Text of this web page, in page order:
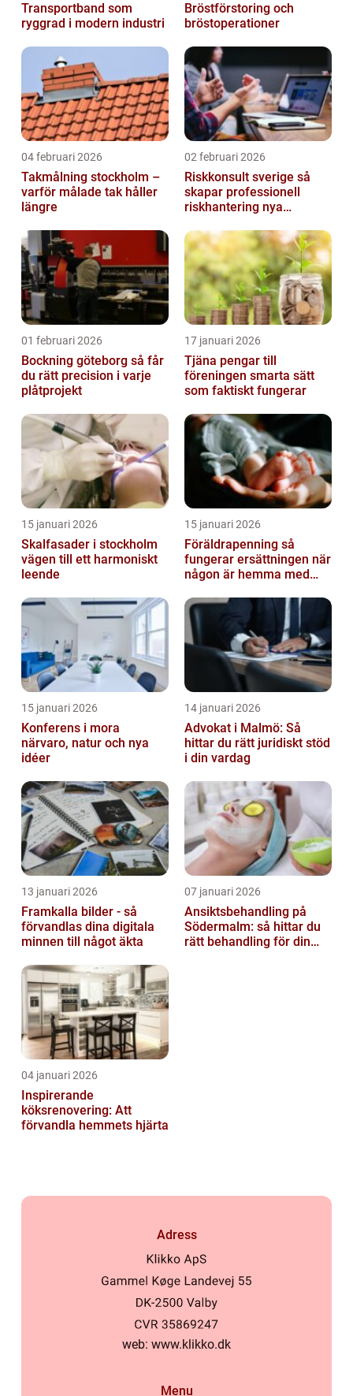
Transportband som
ryggrad i modern industri
Bröstförstoring och
bröstoperationer
04 februari 2026
Takmålning stockholm –
varför målade tak håller
längre
02 februari 2026
Riskkonsult sverige så
skapar professionell
riskhantering nya
01 februari 2026
Bockning göteborg så får
du rätt precision i varje
plåtprojekt
17 januari 2026
Tjäna pengar till
föreningen smarta sätt
som faktiskt fungerar
15 januari 2026
Skalfasader i stockholm
vägen till ett harmoniskt
leende
15 januari 2026
Föräldrapenning så
fungerar ersättningen när
någon är hemma med
15 januari 2026
Konferens i mora
närvaro, natur och nya
idéer
14 januari 2026
Advokat i Malmö: Så
hittar du rätt juridiskt stöd
i din vardag
13 januari 2026
Framkalla bilder - så
förvandlas dina digitala
minnen till något äkta
07 januari 2026
Ansiktsbehandling på
Södermalm: så hittar du
rätt behandling för din
04 januari 2026
Inspirerande
köksrenovering: Att
förvandla hemmets hjärta
Adress
web: www.klikko.dk
Menu